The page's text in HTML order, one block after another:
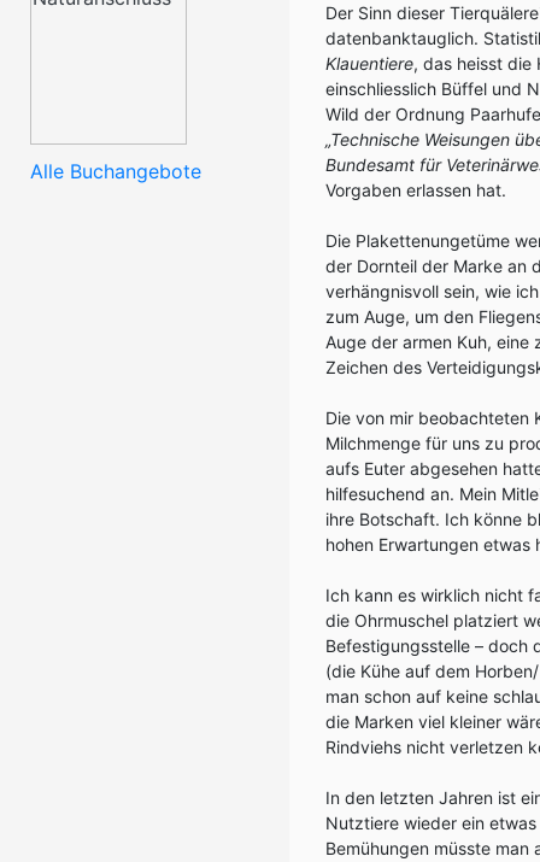
Alle Buchangebote
Der Sinn dieser
datenbanktauglich.
Klauentiere, das heisst die
einschliesslich Büffel und
Wild der Ordnung
„Technische Weisungen
Bundesamt für
Vorgaben erlassen hat.
Die Plakettenungetüme
der Dornteil der Marke an
verhängnisvoll sein, wie
zum Auge, um den
Auge der armen Kuh,
Zeichen des
Die von mir beobachteten
Milchmenge für uns zu
aufs Euter abgesehen
hilfesuchend an. Mein
ihre Botschaft. Ich könne
hohen Erwartungen etwas
Ich kann es wirklich nicht
die Ohrmuschel platziert
Befestigungsstelle – doch
(die Kühe auf dem
man schon auf keine
die Marken viel kleiner
Rindviehs nicht verletzen
In den letzten Jahren ist
Nutztiere wieder ein
Bemühungen müsste man